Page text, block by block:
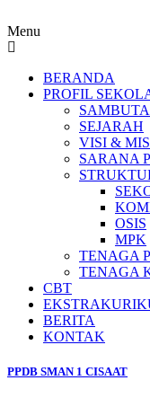
Menu
BERANDA
PROFIL
SEJARAH
VISI &
SARANA
OSIS
MPK
TENAGA
TENAGA
CBT
BERITA
KONTAK
PPDB SMAN 1 CISAAT